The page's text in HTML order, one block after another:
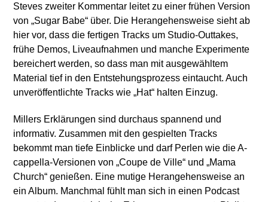
Steves zweiter Kommentar leitet zu einer frühen Version
von „Sugar Babe“ über. Die Herangehensweise sieht ab
hier vor, dass die fertigen Tracks um Studio-Outtakes,
frühe Demos, Liveaufnahmen und manche Experimente
bereichert werden, so dass man mit ausgewähltem
Material tief in den Entstehungsprozess eintaucht. Auch
unveröffentlichte Tracks wie „Hat“ halten Einzug.
Millers Erklärungen sind durchaus spannend und
informativ. Zusammen mit den gespielten Tracks
bekommt man tiefe Einblicke und darf Perlen wie die A-
cappella-Versionen von „Coupe de Ville“ und „Mama
Church“ genießen. Eine mutige Herangehensweise an
ein Album. Manchmal fühlt man sich in einen Podcast